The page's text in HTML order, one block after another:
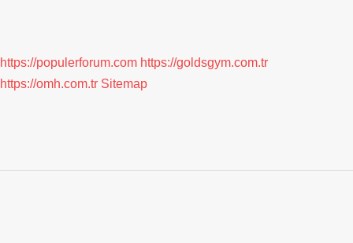
https://populerforum.com https://goldsgym.com.tr
https://omh.com.tr Sitemap